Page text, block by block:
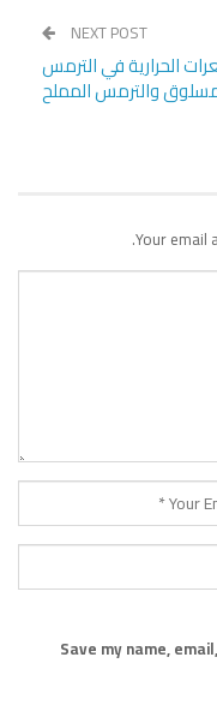
NEXT POST
الحرارية في الترمس
والترمس المملح
Your email
Save my name,